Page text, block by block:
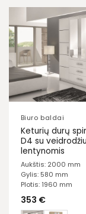
Biuro baldai
Keturių durų
D4 su
lentynomis
Aukštis: 2000 mm
Gylis: 580 mm
Plotis: 1960 mm
353 €